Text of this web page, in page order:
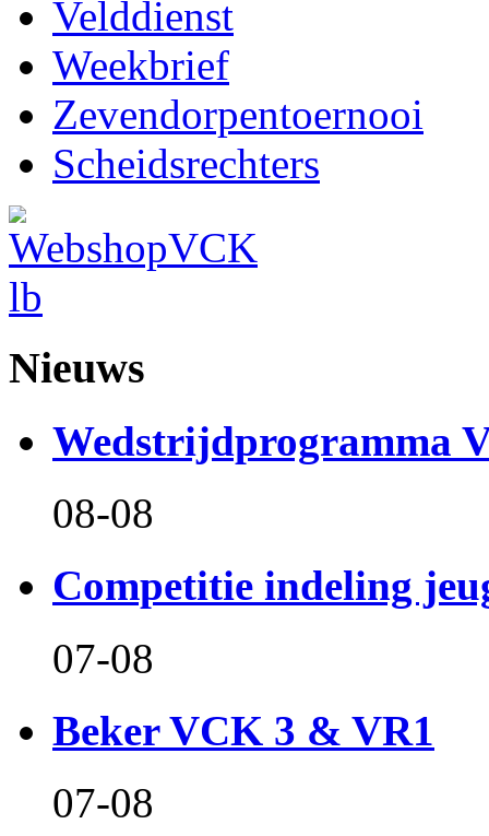
Velddienst
Weekbrief
Zevendorpentoernooi
Scheidsrechters
Nieuws
Wedstrijdprogramma
08-08
Competitie indeling
07-08
Beker VCK 3 & VR1
07-08